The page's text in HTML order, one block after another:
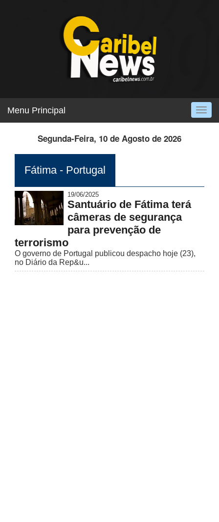
Menu Principal
Segunda-Feira, 10 de Agosto de 2026
Fátima - Portugal
19/06/2025
Santuário de Fátima terá
câmeras de segurança
para prevenção de
terrorismo
O governo de Portugal publicou despacho hoje (23),
no Diário da Rep&u...